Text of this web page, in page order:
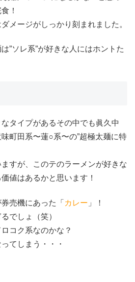
！
メージがしっかり刻まれました。
”ソレ系”が好きな人にはホントた
タイプがあるその中でも眞久中
味町田系〜蓮○系〜の”超極太麺に特
すが、このテのラーメンが好きな
値はあるかと思います！
売機にあった「 カレー 」！
でしょ（笑）
コク系なのかな？
てしまう・・・